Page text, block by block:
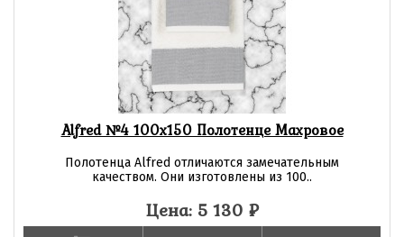
Alfred №4 100х150 Полотенце Махровое
Полотенца Alfred отличаются замечательным
качеством. Они изготовлены из 100..
Цена: 5 130 ₽